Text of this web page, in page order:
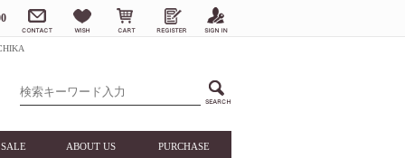
SALE ABOUT US PURCHASE